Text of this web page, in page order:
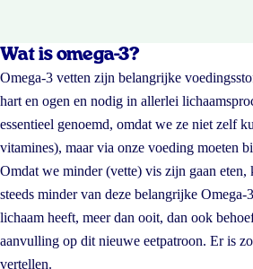
Wat is omega-3?
Omega-3 vetten zijn belangrijke
hart en ogen en nodig in allerlei
essentieel genoemd, omdat we ze niet zelf
vitamines), maar via onze voeding moeten
Omdat we minder (vette) vis zijn gaan
steeds minder van deze belangrijke Omega-
lichaam heeft, meer dan ooit, dan ook
aanvulling op dit nieuwe eetpatroon. Er is
vertellen.